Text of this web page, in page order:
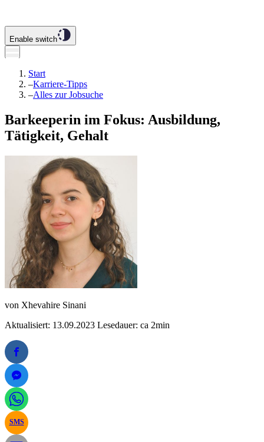
Enable switch
Start
–Karriere-Tipps
–Alles zur Jobsuche
Barkeeperin im Fokus: Ausbildung,
Tätigkeit, Gehalt
von Xhevahire Sinani
Aktualisiert: 13.09.2023 Lesedauer: ca 2min
SMS